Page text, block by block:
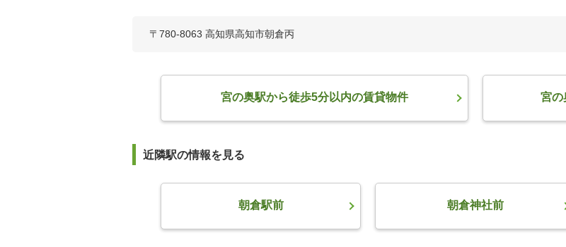
〒780-8063 高知県高知市朝倉丙
宮の奥駅から徒歩5分以内の賃貸物件 宮の
近隣駅の情報を見る
朝倉駅前 朝倉神社前